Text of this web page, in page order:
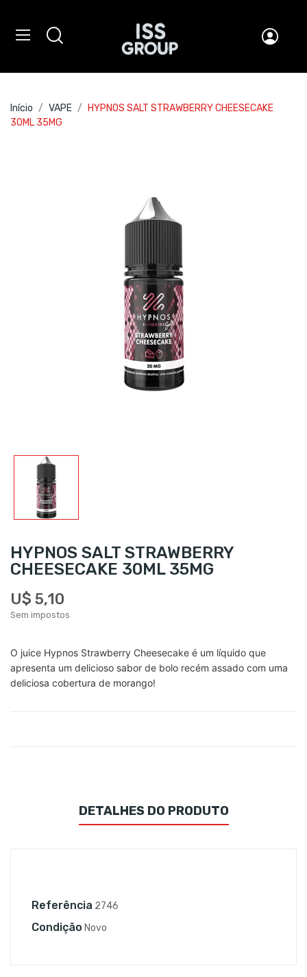
Início VAPE
HYPNOS SALT STRAWBERRY CHEESECAKE
30ML 35MG
HYPNOS SALT STRAWBERRY
CHEESECAKE 30ML 35MG
U$ 5,10
Sem impostos
O juice Hypnos Strawberry Cheesecake é um líquido que
apresenta um delicioso sabor de bolo recém assado com uma
deliciosa cobertura de morango!
DETALHES DO PRODUTO
Referência 2746
Condição Novo